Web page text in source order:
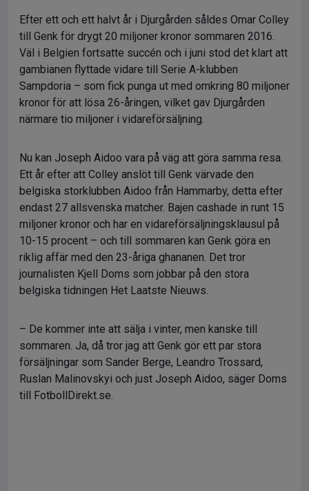
Efter ett och ett halvt år i Djurgården såldes Omar Colley
till Genk för drygt 20 miljoner kronor sommaren 2016.
Väl i Belgien fortsatte succén och i juni stod det klart att
gambianen flyttade vidare till Serie A-klubben
Sampdoria – som fick punga ut med omkring 80 miljoner
kronor för att lösa 26-åringen, vilket gav Djurgården
närmare tio miljoner i vidareförsäljning.
Nu kan Joseph Aidoo vara på väg att göra samma resa.
Ett år efter att Colley anslöt till Genk värvade den
belgiska storklubben Aidoo från Hammarby, detta efter
endast 27 allsvenska matcher. Bajen cashade in runt 15
miljoner kronor och har en vidareförsäljningsklausul på
10-15 procent – och till sommaren kan Genk göra en
riklig affär med den 23-åriga ghananen. Det tror
journalisten Kjell Doms som jobbar på den stora
belgiska tidningen Het Laatste Nieuws.
– De kommer inte att sälja i vinter, men kanske till
sommaren. Ja, då tror jag att Genk gör ett par stora
försäljningar som Sander Berge, Leandro Trossard,
Ruslan Malinovskyi och just Joseph Aidoo, säger Doms
till FotbollDirekt.se.